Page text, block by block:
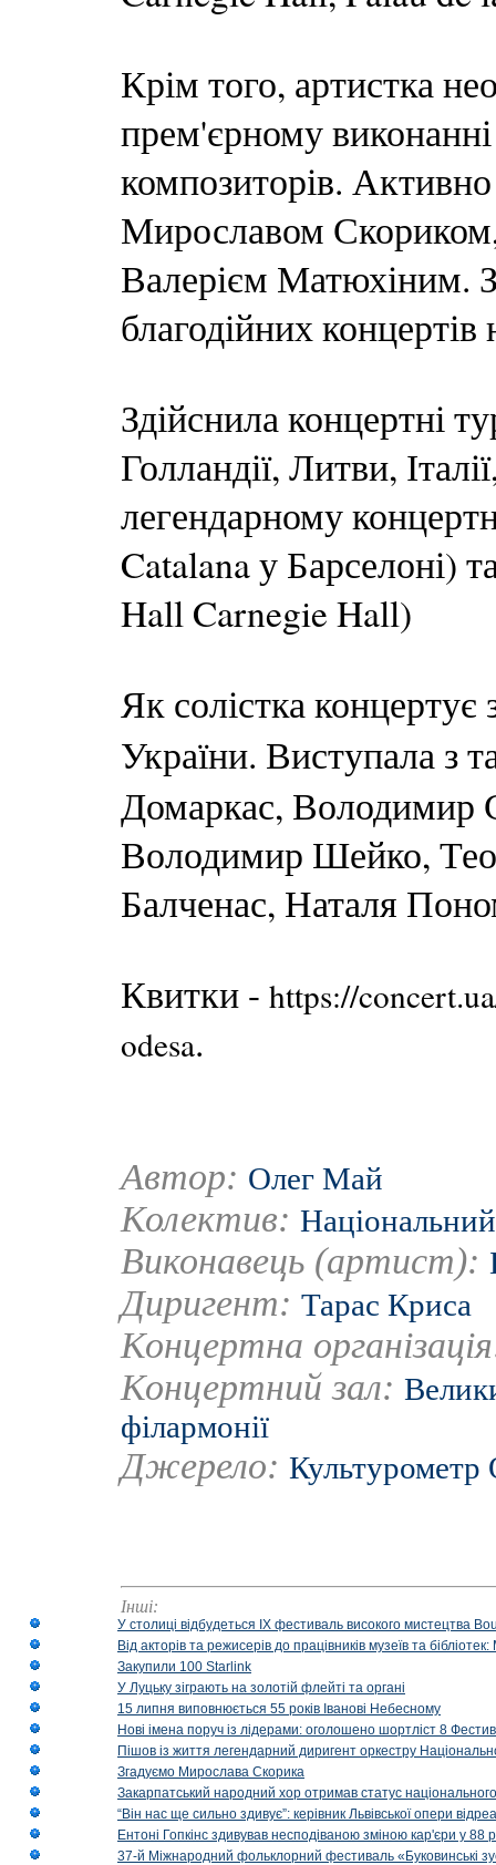
Крім того, артистка
прем'єрному
композиторів.
Мирославом
Валерієм Матюхіним. З
благодійних
Здійснила концертні
Голландії, Литви,
легендарному
Catalana у Барселоні)
Hall Carnegie Hall)
Як солістка
України. Виступала з
Домаркас, Володимир
Володимир Шейко,
Балченас, Наталя
Квитки - https://
odesa.
Автор: Олег Май
Колектив:
Виконавець (артист):
Диригент: Тарас Криса
Концертна
Концертний зал:
філармонії
Джерело: Культурометр
Інші:
У столиці відбудеться IX фестиваль високого мистецтва
Від акторів та режисерів до працівників музеїв та
Закупили 100 Starlink
У Луцьку зіграють на золотій флейті та органі
15 липня виповнюється 55 років Іванові Небесному
Нові імена поруч із лідерами: оголошено шортліст 8
Пішов із життя легендарний диригент оркестру
Згадуємо Мирослава Скорика
Закарпатський народний хор отримав статус національного
“Він нас ще сильно здивує”: керівник Львівської опери
Ентоні Гопкінс здивував несподіваною зміною кар'єри у 88
37-й Міжнародний фольклорний фестиваль «Буковинські